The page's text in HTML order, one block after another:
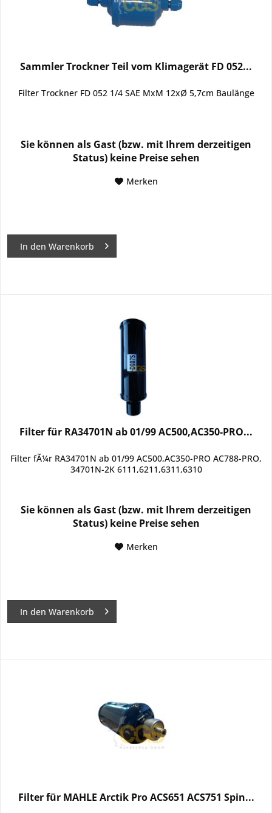
Sammler Trockner Teil vom Klimagerät FD 052...
Filter Trockner FD 052 1/4 SAE MxM 12xØ 5,7cm Baulänge
Sie können als Gast (bzw. mit Ihrem derzeitigen
Status) keine Preise sehen
Merken
In den Warenkorb
Filter für RA34701N ab 01/99 AC500,AC350-PRO...
Filter fÃ¼r RA34701N ab 01/99 AC500,AC350-PRO AC788-PRO,
34701N-2K 6111,6211,6311,6310
Sie können als Gast (bzw. mit Ihrem derzeitigen
Status) keine Preise sehen
Merken
In den Warenkorb
Filter für MAHLE Arctik Pro ACS651 ACS751 Spin...